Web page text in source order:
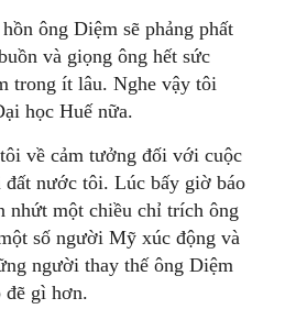
ông Diệm sẽ phảng phất
và giọng ông hết sức
trong ít lâu. Nghe vậy tôi
học Huế nữa.
về cảm tưởng đối với cuộc
nước tôi. Lúc bấy giờ báo
nhứt một chiều chỉ trích ông
số người Mỹ xúc động và
người thay thế ông Diệm
đẽ gì hơn.